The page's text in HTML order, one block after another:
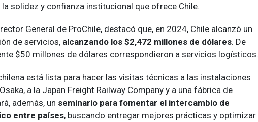
solidez y confianza institucional que ofrece Chile.
General de ProChile, destacó que, en 2024, Chile alcanzó un
de servicios, alcanzando los $2,472 millones de dólares. De
$50 millones de dólares correspondieron a servicios logísticos.
está lista para hacer las visitas técnicas a las instalaciones
a la Japan Freight Railway Company y a una fábrica de
además, un seminario para fomentar el intercambio de
entre países, buscando entregar mejores prácticas y optimizar